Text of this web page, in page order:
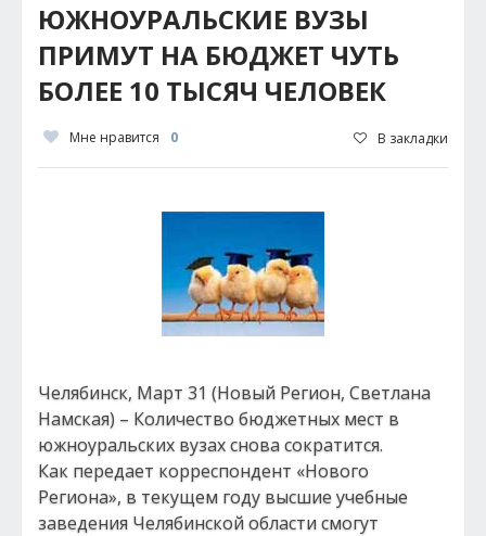
ЮЖНОУРАЛЬСКИЕ ВУЗЫ
ПРИМУТ НА БЮДЖЕТ ЧУТЬ
БОЛЕЕ 10 ТЫСЯЧ ЧЕЛОВЕК
Мне нравится 0 В закладки
Челябинск, Март 31 (Новый Регион, Светлана
Намская) – Количество бюджетных мест в
южноуральских вузах снова сократится.
Как передает корреспондент «Нового
Региона», в текущем году высшие учебные
заведения Челябинской области смогут